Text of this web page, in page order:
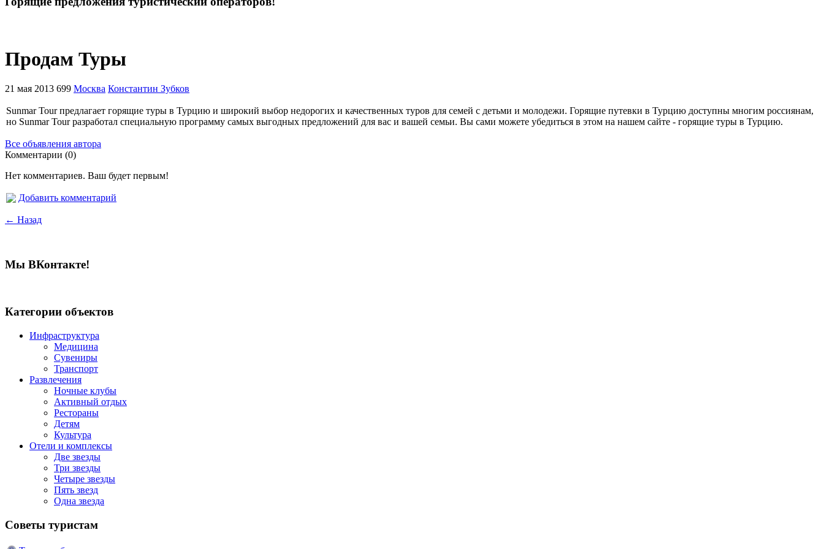
Продам Туры
21 мая 2013 699 Москва Константин Зубков
Sunmar Tour предлагает горящие туры в Турцию и широкий выбор недорогих и качественных туров для семей с детьми и молодежи. Горящие путевки в Турцию доступны многим россиянам,
но Sunmar Tour разработал специальную программу самых выгодных предложений для вас и вашей семьи. Вы сами можете убедиться в этом на нашем сайте - горящие туры в Турцию.
Все объявления автора
Комментарии (0)
Нет комментариев. Ваш будет первым!
Добавить комментарий
← Назад
Мы ВКонтакте!
Категории объектов
Инфраструктура
Медицина
Сувениры
Транспорт
Развлечения
Ночные клубы
Активный отдых
Рестораны
Детям
Культура
Отели и комплексы
Две звезды
Три звезды
Четыре звезды
Пять звезд
Одна звезда
Советы туристам